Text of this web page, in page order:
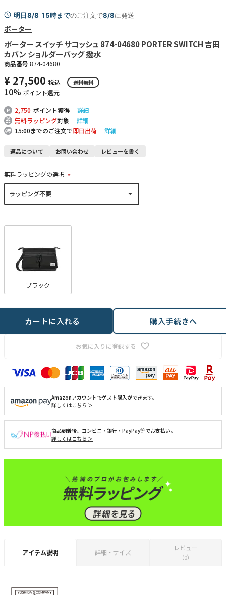
明日8/8 15時までのご注文で8/8に発送
ポーター
ポーター スイッチ サコッシュ 874-04680 PORTER SWITCH 吉田
カバン ショルダーバッグ 撥水
商品番号 874-04680
¥ 27,500 税込 送料無料
10% ポイント還元
2,750 ポイント獲得
詳細
無料ラッピング対象
詳細
15:00までのご注文で即日出荷 詳細
返品について お問い合わせ レビューを書く
無料ラッピングの選択
(
ブラック
お気に入りに登録する
カートに入れる 購入手続きへ
Amazonアカウントでゲスト購入ができます。
詳しくはこちら ＞
商品到着後、コンビニ・銀行・PayPay等でお支払い。
詳しくはこちら ＞
アイテム説明 詳細・サイズ
レビュー
（0）